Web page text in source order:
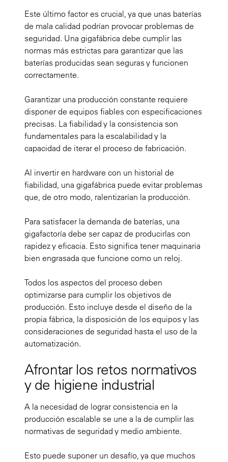
Este último factor es crucial, ya que unas baterías
de mala calidad podrían provocar problemas de
seguridad. Una gigafábrica debe cumplir las
normas más estrictas para garantizar que las
baterías producidas sean seguras y funcionen
correctamente.
Garantizar una producción constante requiere
disponer de equipos fiables con especificaciones
precisas. La fiabilidad y la consistencia son
fundamentales para la escalabilidad y la
capacidad de iterar el proceso de fabricación.
Al invertir en hardware con un historial de
fiabilidad, una gigafábrica puede evitar problemas
que, de otro modo, ralentizarían la producción.
Para satisfacer la demanda de baterías, una
gigafactoría debe ser capaz de producirlas con
rapidez y eficacia. Esto significa tener maquinaria
bien engrasada que funcione como un reloj.
Todos los aspectos del proceso deben
optimizarse para cumplir los objetivos de
producción. Esto incluye desde el diseño de la
propia fábrica, la disposición de los equipos y las
consideraciones de seguridad hasta el uso de la
automatización.
Afrontar los retos normativos
y de higiene industrial
A la necesidad de lograr consistencia en la
producción escalable se une a la de cumplir las
normativas de seguridad y medio ambiente.
Esto puede suponer un desafío, ya que muchos